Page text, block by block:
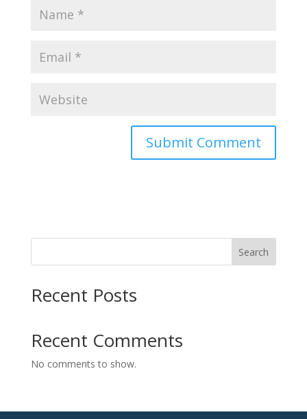
Search
Recent Posts
Recent Comments
No comments to show.